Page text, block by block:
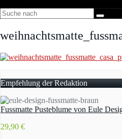
Empfehlung der Redaktion
Fussmatte Pusteblume von Eule
29,90 €